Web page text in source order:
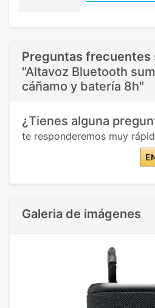
Preguntas frecuentes
"Altavoz Bluetooth
cáñamo y batería 8h"
¿Tienes alguna
te responderemos muy
Galeria de imágenes